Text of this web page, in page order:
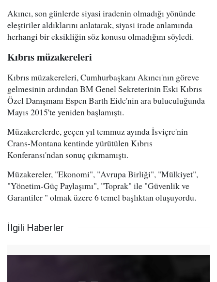
Akıncı, son günlerde siyasi iradenin olmadığı yönünde
eleştiriler aldıklarını anlatarak, siyasi irade anlamında
herhangi bir eksikliğin söz konusu olmadığını söyledi.
Kıbrıs müzakereleri
Kıbrıs müzakereleri, Cumhurbaşkanı Akıncı'nın göreve
gelmesinin ardından BM Genel Sekreterinin Eski Kıbrıs
Özel Danışmanı Espen Barth Eide'nin ara buluculuğunda
Mayıs 2015'te yeniden başlamıştı.
Müzakerelerde, geçen yıl temmuz ayında İsviçre'nin
Crans-Montana kentinde yürütülen Kıbrıs
Konferansı'ndan sonuç çıkmamıştı.
Müzakereler, "Ekonomi", "Avrupa Birliği", "Mülkiyet",
"Yönetim-Güç Paylaşımı", "Toprak" ile "Güvenlik ve
Garantiler " olmak üzere 6 temel başlıktan oluşuyordu.
İlgili Haberler